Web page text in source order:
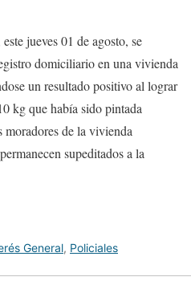
jueves 01 de agosto, se
domiciliario en una vivienda
un resultado positivo al lograr
kg que había sido pintada
de la vivienda
supeditados a la
General, Policiales